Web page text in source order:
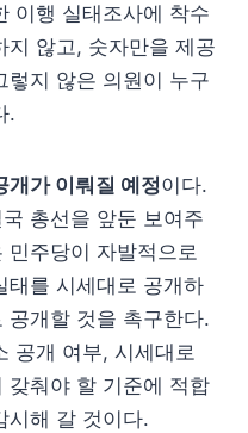
이행 실태조사에 착수
지 않고, 숫자만을 제공
렇지 않은 의원이 누구
.
개가 이뤄질 예정이다.
총선을 앞둔 보여주
민주당이 자발적으로
태를 시세대로 공개하
공개할 것을 촉구한다.
공개 여부, 시세대로
갖춰야 할 기준에 적합
시해 갈 것이다.